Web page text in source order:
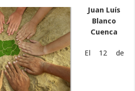
Juan Luís
Blanco
Cuenca
El 12 de